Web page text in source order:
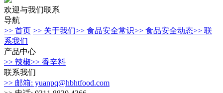
欢迎与我们联系
导航
>> 首页 >> 关于我们>> 食品安全常识>> 食品安全动态>> 联
系我们
产品中心
>> 辣椒>> 香辛料
联系我们
>> 邮箱: yuanpq@hbhtfood.com